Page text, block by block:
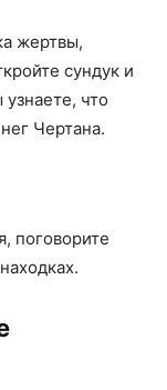
жертвы,
сундук и
что
Чертана.
поговорите